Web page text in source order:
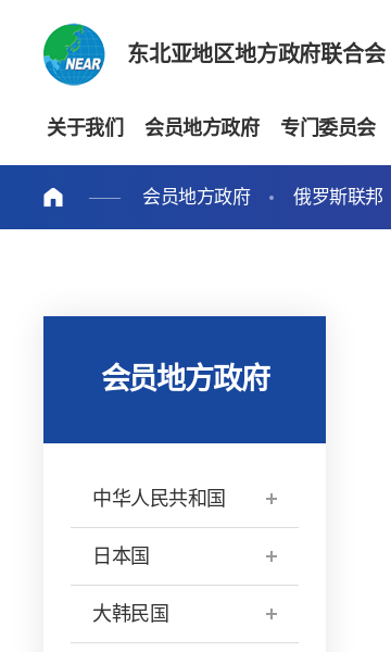
东北亚地区地方政府联合会
关于我们 会员地方政府 专门委员会
会员地方政府 俄罗斯联邦
会员地方政府
中华人民共和国
日本国
大韩民国